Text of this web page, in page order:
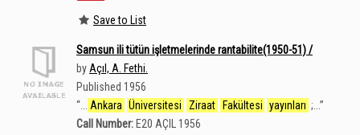
Save to List
Samsun ili tütün işletmelerinde rantabilite(1950-51) /
by Açıl, A. Fethi.
Published 1956
“
Ankara Üniversitesi Ziraat Fakültesi yayınları ;... ”
Call Number: E20 AÇIL 1956